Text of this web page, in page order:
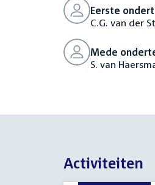
Eerste
C.G. van der
Mede
S. van
Activiteiten